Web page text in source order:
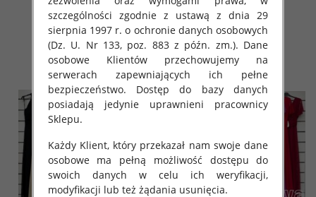
72.00 zł
szczegóły
69.00 zł
szczegóły
szczególności zgodnie z ustawą z dnia 29
sierpnia 1997 r. o ochronie danych osobowych
(Dz. U. Nr 133, poz. 883 z późn. zm.). Dane
osobowe Klientów przechowujemy na
serwerach zapewniających ich pełne
bezpieczeństwo. Dostęp do bazy danych
posiadają jedynie uprawnieni pracownicy
Sklepu.
Każdy Klient, który przekazał nam swoje dane
osobowe ma pełną możliwość dostępu do
swoich danych w celu ich weryfikacji,
modyfikacji lub też żądania usunięcia.